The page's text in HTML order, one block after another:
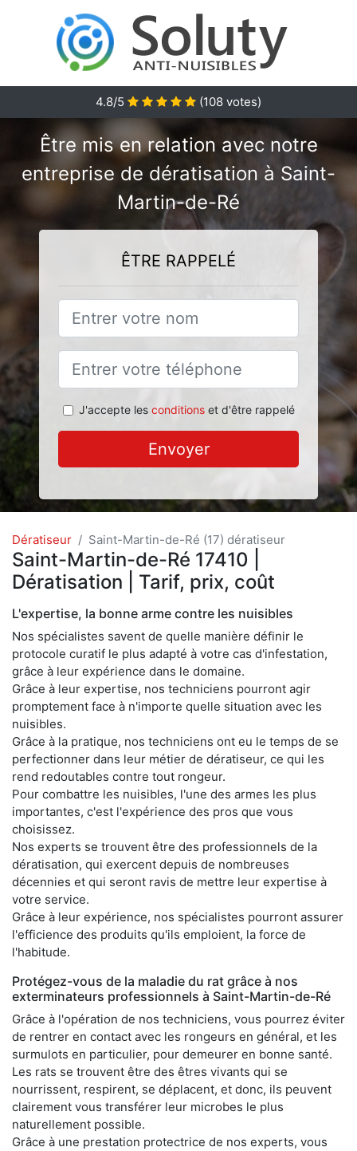
4.8/5 (108 votes)
Être mis en relation avec notre
entreprise de dératisation à Saint-
Martin-de-Ré
ÊTRE RAPPELÉ
J'accepte les conditionset d'être rappelé
Envoyer
Dératiseur Saint-Martin-de-Ré (17) dératiseur
Saint-Martin-de-Ré 17410 |
Dératisation | Tarif, prix, coût
L'expertise, la bonne arme contre les nuisibles
Nos spécialistes savent de quelle manière définir le
protocole curatif le plus adapté à votre cas d'infestation,
grâce à leur expérience dans le domaine.
Grâce à leur expertise, nos techniciens pourront agir
promptement face à n'importe quelle situation avec les
nuisibles.
Grâce à la pratique, nos techniciens ont eu le temps de se
perfectionner dans leur métier de dératiseur, ce qui les
rend redoutables contre tout rongeur.
Pour combattre les nuisibles, l'une des armes les plus
importantes, c'est l'expérience des pros que vous
choisissez.
Nos experts se trouvent être des professionnels de la
dératisation, qui exercent depuis de nombreuses
décennies et qui seront ravis de mettre leur expertise à
votre service.
Grâce à leur expérience, nos spécialistes pourront assurer
l'efficience des produits qu'ils emploient, la force de
l'habitude.
Protégez-vous de la maladie du rat grâce à nos
exterminateurs professionnels à Saint-Martin-de-Ré
Grâce à l'opération de nos techniciens, vous pourrez éviter
de rentrer en contact avec les rongeurs en général, et les
surmulots en particulier, pour demeurer en bonne santé.
Les rats se trouvent être des êtres vivants qui se
nourrissent, respirent, se déplacent, et donc, ils peuvent
clairement vous transférer leur microbes le plus
naturellement possible.
Grâce à une prestation protectrice de nos experts, vous